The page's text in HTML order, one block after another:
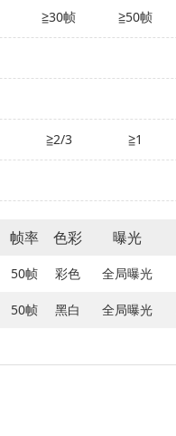
≧30帧 ≧50帧
≧2/3 ≧1
帧率 色彩 曝光
50帧 彩色 全局曝光
50帧 黑白 全局曝光